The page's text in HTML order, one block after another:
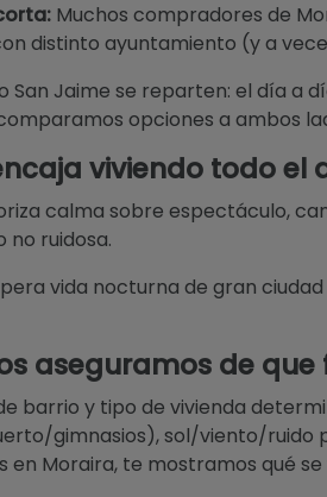
Muchos compradores de
distinto ayuntamiento (y a
San Jaime se reparten: el día a
opciones a ambos
viviendo todo el
calma sobre espectáculo,
no ruidosa.
vida nocturna de gran
aseguramos de
barrio y tipo de vivienda
gimnasios), sol/viento/ruido
en Moraira, te mostramos qué